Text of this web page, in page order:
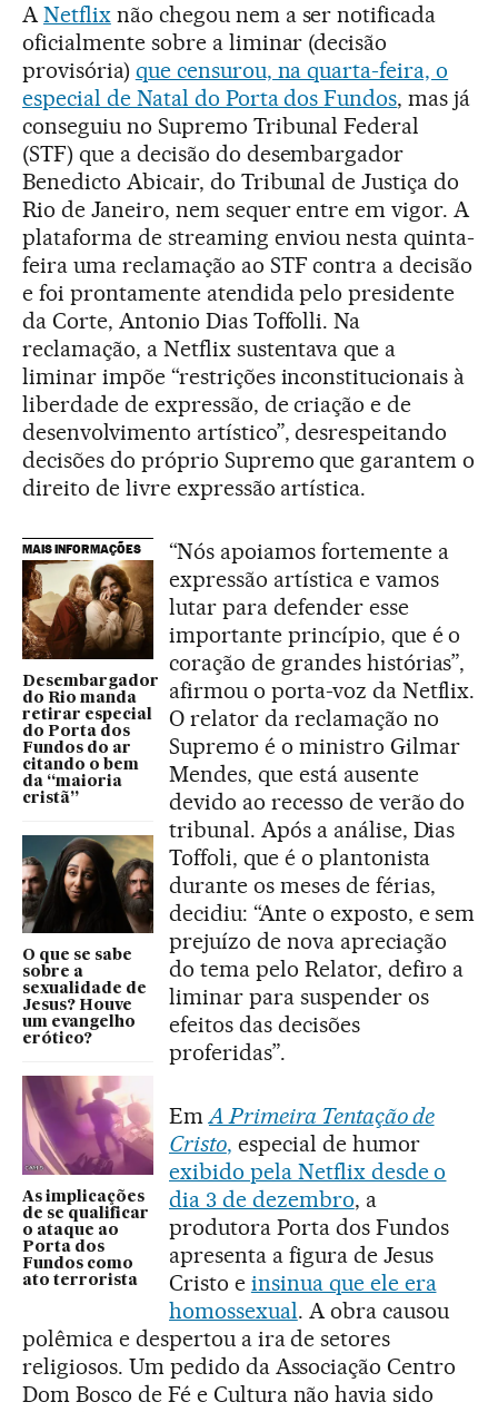
ANetflixnão chegou nem a ser notificada
oficialmente sobre a liminar (decisão
provisória) que censurou, na quarta-feira, o
especial de Natal do Porta dos Fundos, mas já
conseguiu no Supremo Tribunal Federal
(STF) que a decisão do desembargador
Benedicto Abicair, do Tribunal de Justiça do
Rio de Janeiro, nem sequer entre em vigor. A
plataforma de streaming enviou nesta quinta-
feira uma reclamação ao STF contra a decisão
e foi prontamente atendida pelo presidente
da Corte, Antonio Dias Toffolli. Na
reclamação, a Netflix sustentava que a
liminar impõe “restrições inconstitucionais à
liberdade de expressão, de criação e de
desenvolvimento artístico”, desrespeitando
decisões do próprio Supremo que garantem o
direito de livre expressão artística.
MAIS INFORMAÇÕES
Desembargador
do Rio manda
retirar especial
do Porta dos
Fundos do ar
citando o bem
da “maioria
cristã”
O que se sabe
sobre a
sexualidade de
Jesus? Houve
um evangelho
erótico?
As implicações
de se qualificar
o ataque ao
Porta dos
Fundos como
ato terrorista
“Nós apoiamos fortemente a
expressão artística e vamos
lutar para defender esse
importante princípio, que é o
coração de grandes histórias”,
afirmou o porta-voz da Netflix.
O relator da reclamação no
Supremo é o ministro Gilmar
Mendes, que está ausente
devido ao recesso de verão do
tribunal. Após a análise, Dias
Toffoli, que é o plantonista
durante os meses de férias,
decidiu: “Ante o exposto, e sem
prejuízo de nova apreciação
do tema pelo Relator, defiro a
liminar para suspender os
efeitos das decisões
proferidas”.
EmA Primeira Tentação de
Cristo, especial de humor
exibido pela Netflix desde o
dia 3 de dezembro, a
produtora Porta dos Fundos
apresenta a figura de Jesus
Cristo e insinua que ele era
homossexual. A obra causou
polêmica e despertou a ira de setores
religiosos. Um pedido da Associação Centro
Dom Bosco de Fé e Cultura não havia sido